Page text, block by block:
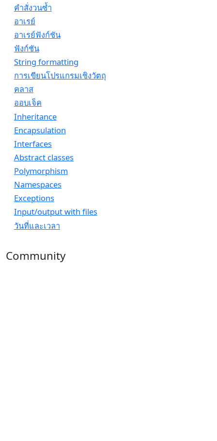
คำสั่งวนซ้ำ
อาเรย์
อาเรย์ฟังก์ชัน
ฟังก์ชัน
String formatting
การเขียนโปรแกรมเชิงวัตถุ
คลาส
ออบเจ็ค
Inheritance
Encapsulation
Interfaces
Abstract classes
Polymorphism
Namespaces
Exceptions
Input/output with files
วันที่และเวลา
Community